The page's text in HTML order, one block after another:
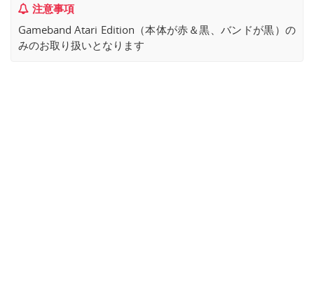
注意事項
Gameband Atari Edition（本体が赤＆黒、バンドが黒）の
みのお取り扱いとなります